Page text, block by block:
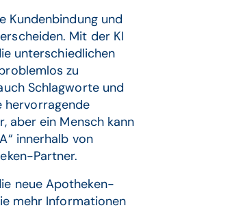
Kundenbindung und
Mit der KI
unterschiedlichen
zu
Schlagworte und
hervorragende
aber ein Mensch kann
innerhalb von
Partner.
neue Apotheken-
mehr Informationen